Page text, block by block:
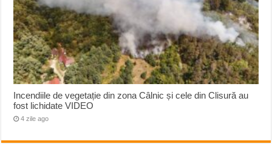
Incendiile de vegetație din zona Câlnic și cele din Clisură au
fost lichidate VIDEO
4 zile ago